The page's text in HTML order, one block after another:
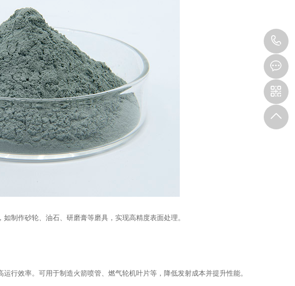
作砂轮、油石、研磨膏等磨具，实现高精度表面处理。
效率。可用于制造火箭喷管、燃气轮机叶片等，降低发射成本并提升性能。